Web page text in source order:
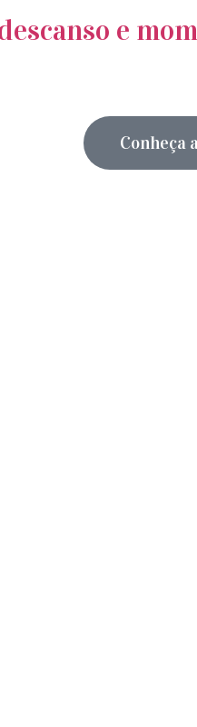
e
Conheça